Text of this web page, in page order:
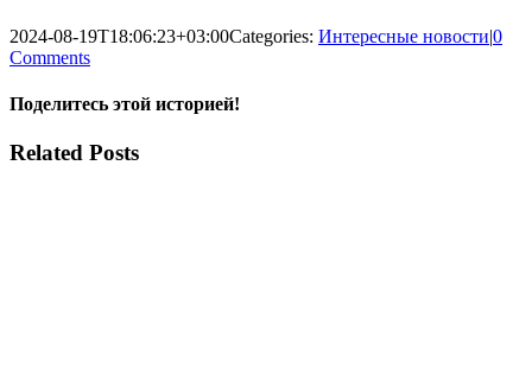
2024-08-19T18:06:23+03:00Categories: Интересные новости|0
Comments
Поделитесь этой историей!
Facebook
X
Reddit
LinkedIn
WhatsApp
Tumblr
Pinterest
Vk
Xing
Email
Related Posts